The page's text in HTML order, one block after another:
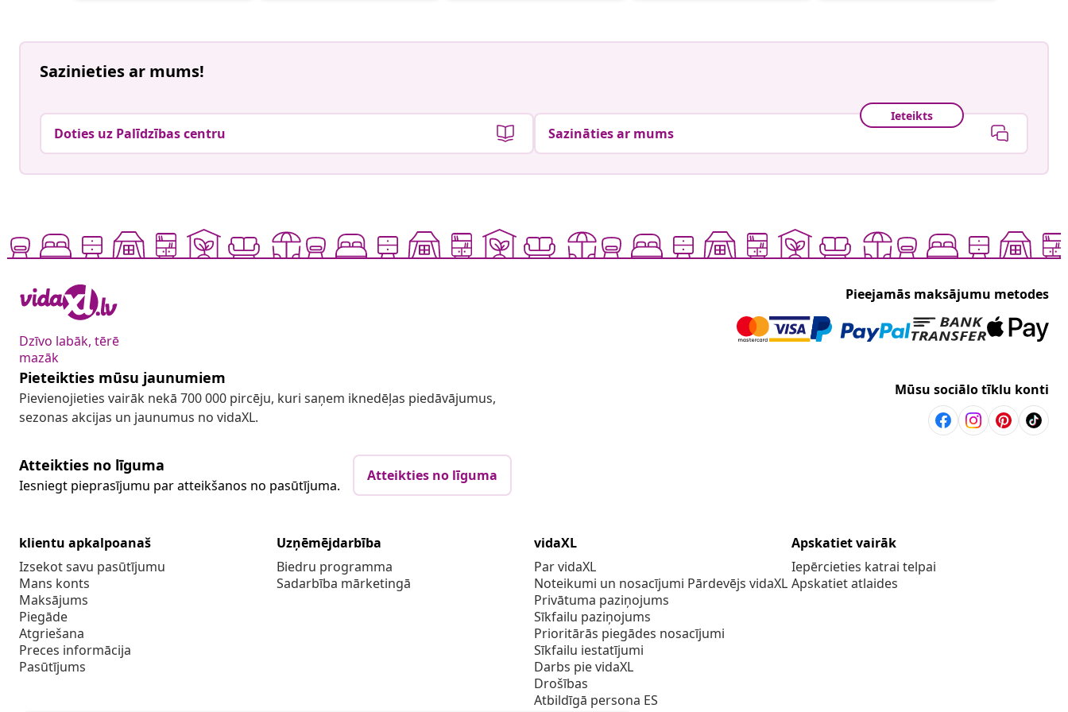
Sazinieties ar mums!
Doties uz Palīdzības centru
Ieteikts
Sazināties ar mums
Dzīvo labāk, tērē
mazāk
Pieejamās maksājumu metodes
Pieteikties mūsu jaunumiem
Pievienojieties vairāk nekā 700 000 pircēju, kuri saņem iknedēļas piedāvājumus,
sezonas akcijas un jaunumus no vidaXL.
Mūsu sociālo tīklu konti
Atteikties no līguma
Iesniegt pieprasījumu par atteikšanos no pasūtījuma.
Atteikties no līguma
klientu apkalpoanaš
Izsekot savu pasūtījumu
Mans konts
Maksājums
Piegāde
Atgriešana
Preces informācija
Pasūtījums
Uzņēmējdarbība
Biedru programma
Sadarbība mārketingā
vidaXL
Par vidaXL
Noteikumi un nosacījumi Pārdevējs vidaXL
Privātuma paziņojums
Sīkfailu paziņojums
Prioritārās piegādes nosacījumi
Sīkfailu iestatījumi
Darbs pie vidaXL
Drošības
Atbildīgā persona ES
Apskatiet vairāk
Iepērcieties katrai telpai
Apskatiet atlaides